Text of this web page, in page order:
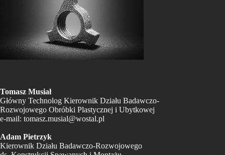
Tomasz Musiał
Główny Technolog Kierownik Działu Badawczo-
Rozwojowego Obróbki Plastycznej i Ubytkowej
e-mail: tomasz.musial@wostal.pl
Adam Pietrzyk
Kierownik Działu Badawczo-Rozwojowego